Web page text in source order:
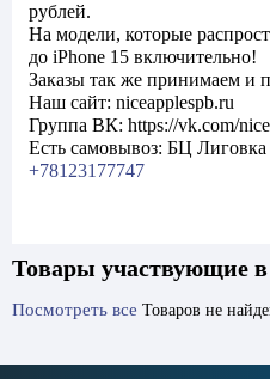
рублей.
На модели, которые
до iPhone 15 включительно!
Заказы так же принимаем и
Наш сайт: niceapplespb.ru
Группа ВК: https://vk.com/
Есть самовывоз: БЦ Лиговка
+78123177747
Товары участвующие
Посмотреть все Товаров не